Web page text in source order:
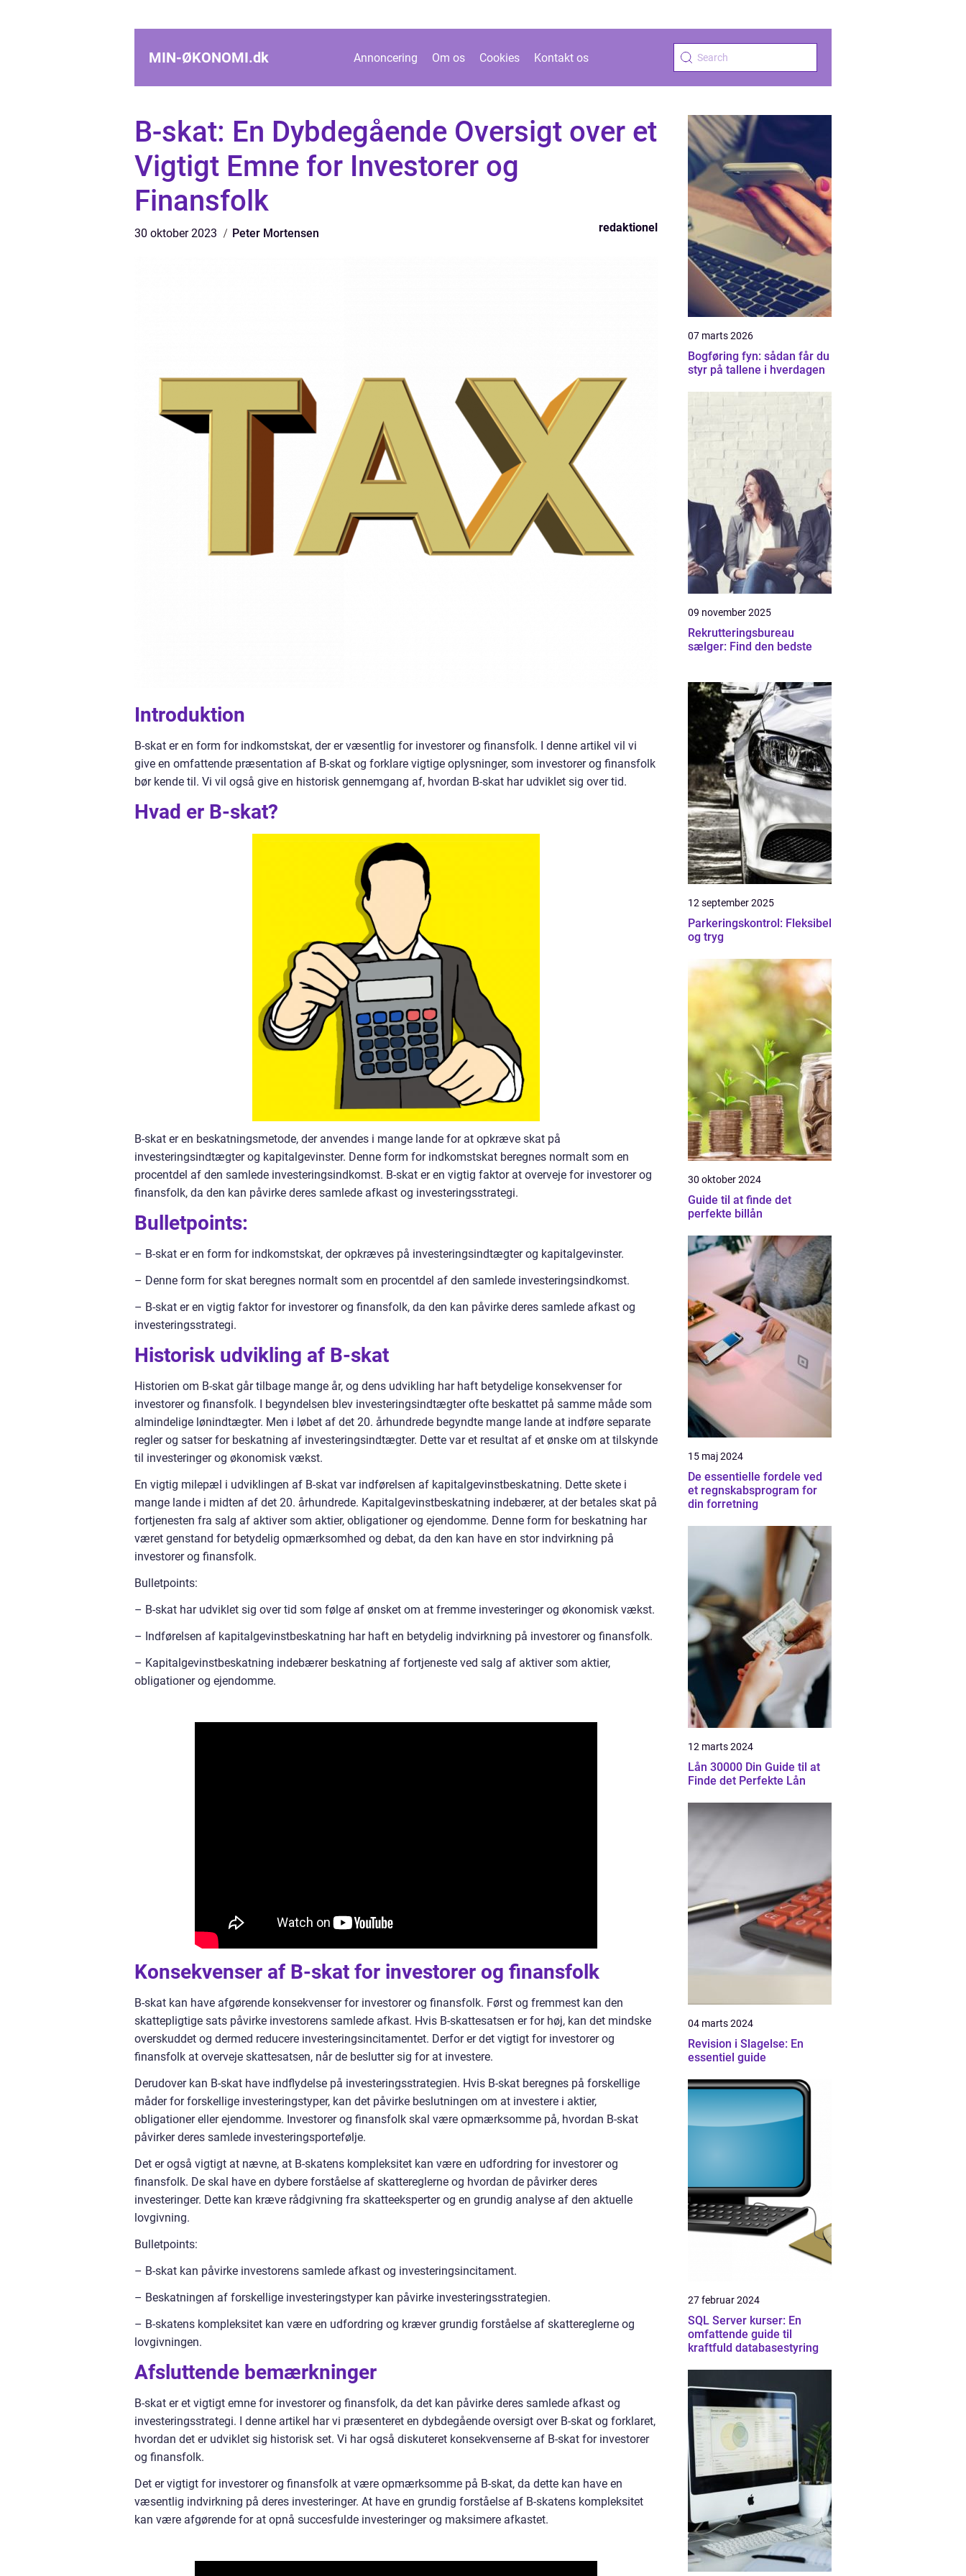
MIN-ØKONOMI.dk Annoncering Om os Cookies Kontakt os
B-skat: En Dybdegående Oversigt over et
Vigtigt Emne for Investorer og
Finansfolk
30 oktober 2023 Peter Mortensen redaktionel
Introduktion
B-skat er en form for indkomstskat, der er væsentlig for investorer og finansfolk. I denne artikel vil vi
give en omfattende præsentation af B-skat og forklare vigtige oplysninger, som investorer og finansfolk
bør kende til. Vi vil også give en historisk gennemgang af, hvordan B-skat har udviklet sig over tid.
Hvad er B-skat?
B-skat er en beskatningsmetode, der anvendes i mange lande for at opkræve skat på
investeringsindtægter og kapitalgevinster. Denne form for indkomstskat beregnes normalt som en
procentdel af den samlede investeringsindkomst. B-skat er en vigtig faktor at overveje for investorer og
finansfolk, da den kan påvirke deres samlede afkast og investeringsstrategi.
Bulletpoints:
– B-skat er en form for indkomstskat, der opkræves på investeringsindtægter og kapitalgevinster.
– Denne form for skat beregnes normalt som en procentdel af den samlede investeringsindkomst.
– B-skat er en vigtig faktor for investorer og finansfolk, da den kan påvirke deres samlede afkast og
investeringsstrategi.
Historisk udvikling af B-skat
Historien om B-skat går tilbage mange år, og dens udvikling har haft betydelige konsekvenser for
investorer og finansfolk. I begyndelsen blev investeringsindtægter ofte beskattet på samme måde som
almindelige lønindtægter. Men i løbet af det 20. århundrede begyndte mange lande at indføre separate
regler og satser for beskatning af investeringsindtægter. Dette var et resultat af et ønske om at tilskynde
til investeringer og økonomisk vækst.
En vigtig milepæl i udviklingen af B-skat var indførelsen af kapitalgevinstbeskatning. Dette skete i
mange lande i midten af det 20. århundrede. Kapitalgevinstbeskatning indebærer, at der betales skat på
fortjenesten fra salg af aktiver som aktier, obligationer og ejendomme. Denne form for beskatning har
været genstand for betydelig opmærksomhed og debat, da den kan have en stor indvirkning på
investorer og finansfolk.
Bulletpoints:
– B-skat har udviklet sig over tid som følge af ønsket om at fremme investeringer og økonomisk vækst.
– Indførelsen af kapitalgevinstbeskatning har haft en betydelig indvirkning på investorer og finansfolk.
– Kapitalgevinstbeskatning indebærer beskatning af fortjeneste ved salg af aktiver som aktier,
obligationer og ejendomme.
Konsekvenser af B-skat for investorer og finansfolk
B-skat kan have afgørende konsekvenser for investorer og finansfolk. Først og fremmest kan den
skattepligtige sats påvirke investorens samlede afkast. Hvis B-skattesatsen er for høj, kan det mindske
overskuddet og dermed reducere investeringsincitamentet. Derfor er det vigtigt for investorer og
finansfolk at overveje skattesatsen, når de beslutter sig for at investere.
Derudover kan B-skat have indflydelse på investeringsstrategien. Hvis B-skat beregnes på forskellige
måder for forskellige investeringstyper, kan det påvirke beslutningen om at investere i aktier,
obligationer eller ejendomme. Investorer og finansfolk skal være opmærksomme på, hvordan B-skat
påvirker deres samlede investeringsportefølje.
Det er også vigtigt at nævne, at B-skatens kompleksitet kan være en udfordring for investorer og
finansfolk. De skal have en dybere forståelse af skattereglerne og hvordan de påvirker deres
investeringer. Dette kan kræve rådgivning fra skatteeksperter og en grundig analyse af den aktuelle
lovgivning.
Bulletpoints:
– B-skat kan påvirke investorens samlede afkast og investeringsincitament.
– Beskatningen af forskellige investeringstyper kan påvirke investeringsstrategien.
– B-skatens kompleksitet kan være en udfordring og kræver grundig forståelse af skattereglerne og
lovgivningen.
Afsluttende bemærkninger
B-skat er et vigtigt emne for investorer og finansfolk, da det kan påvirke deres samlede afkast og
investeringsstrategi. I denne artikel har vi præsenteret en dybdegående oversigt over B-skat og forklaret,
hvordan det er udviklet sig historisk set. Vi har også diskuteret konsekvenserne af B-skat for investorer
og finansfolk.
Det er vigtigt for investorer og finansfolk at være opmærksomme på B-skat, da dette kan have en
væsentlig indvirkning på deres investeringer. At have en grundig forståelse af B-skatens kompleksitet
kan være afgørende for at opnå succesfulde investeringer og maksimere afkastet.
07 marts 2026
Bogføring fyn: sådan får du
styr på tallene i hverdagen
09 november 2025
Rekrutteringsbureau
sælger: Find den bedste
12 september 2025
Parkeringskontrol: Fleksibel
og tryg
30 oktober 2024
Guide til at finde det
perfekte billån
15 maj 2024
De essentielle fordele ved
et regnskabsprogram for
din forretning
12 marts 2024
Lån 30000 Din Guide til at
Finde det Perfekte Lån
04 marts 2024
Revision i Slagelse: En
essentiel guide
27 februar 2024
SQL Server kurser: En
omfattende guide til
kraftfuld databasestyring